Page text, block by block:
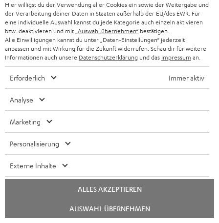
„Teufel setzt mit seinen WLAN-Boxen ganz eigene
Akzente.“
Mehr...
„Großer Sound in einem kompakten Gehäuse.“
Android Magazin
03/2018
Hier willigst du der Verwendung aller Cookies ein sowie der Weitergabe und
der Verarbeitung deiner Daten in Staaten außerhalb der EU/des EWR. Für
eine individuelle Auswahl kannst du jede Kategorie auch einzeln aktivieren
bzw. deaktivieren und mit „Auswahl übernehmen“ bestätigen.
Alle Einwilligungen kannst du unter „Daten-Einstellungen“ jederzeit
anpassen und mit Wirkung für die Zukunft widerrufen. Schau dir für weitere
Informationen auch unsere Datenschutzerklärung und das Impressum an.
Erforderlich Immer aktiv
Analyse
Marketing
Personalisierung
Externe Inhalte
ALLES AKZEPTIEREN
AUSWAHL ÜBERNEHMEN